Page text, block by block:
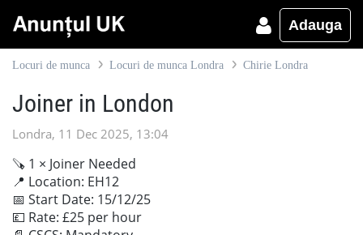
Adauga
Locuri de munca Locuri de munca Londra Chirie Londra
Joiner in London
Londra, 11 Dec 2025, 13:04
🪚 1 × Joiner Needed
📍 Location: EH12
📅 Start Date: 15/12/25
💷 Rate: £25 per hour